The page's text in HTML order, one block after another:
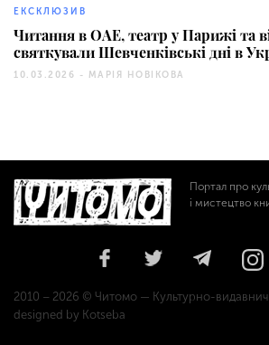
ЕКСКЛЮЗИВ
Читання в ОАЕ, театр у Парижі та
святкували Шевченківські дні в
10.03.2026 - МАРІЯ НОВІКОВА
Портал про
і мистецтво
2010 – 2026 © Читомо — Культурно-
designed by Kotseba